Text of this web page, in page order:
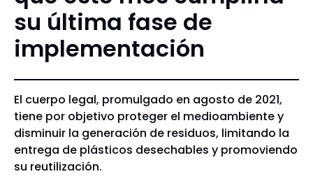
su última fase de
implementación
El cuerpo legal, promulgado en agosto de 2021,
tiene por objetivo proteger el medioambiente y
disminuir la generación de residuos, limitando la
entrega de plásticos desechables y promoviendo
su reutilización.